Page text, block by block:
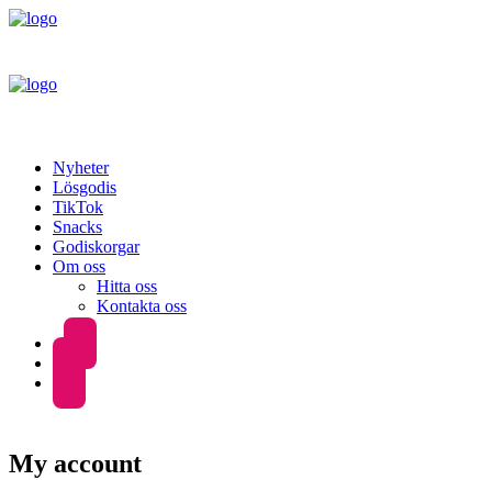
Nyheter
Lösgodis
TikTok
Snacks
Godiskorgar
Om oss
Hitta oss
Kontakta oss
My account